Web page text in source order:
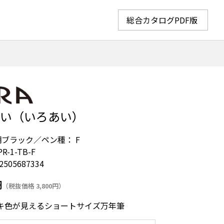
総合カタログPDF版
（いろあい）
ラック／ペン種： F
1-TB-F
（税抜価格 3,800円）
色が見えるショートサイズ万年筆